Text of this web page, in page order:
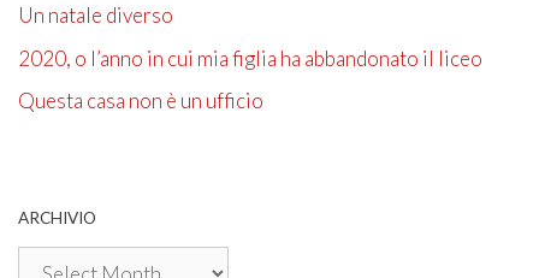
Un natale diverso
2020, o l’anno in cui mia figlia ha abbandonato il liceo
Questa casa non è un ufficio
ARCHIVIO
Archivio